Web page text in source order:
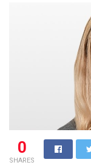
0
SHARES